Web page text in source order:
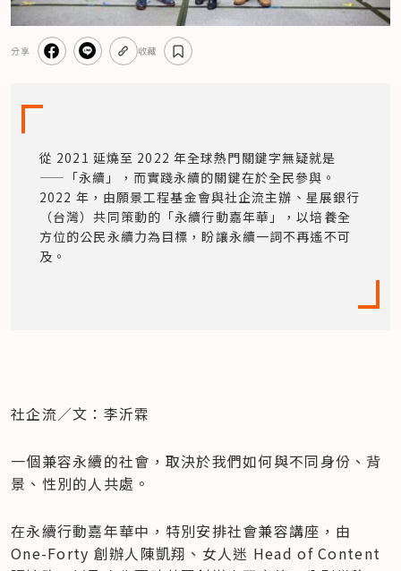
分享 收藏
從 2021 延燒至 2022 年全球熱門關鍵字無疑就是
——「永續」，而實踐永續的關鍵在於全民參與。
2022 年，由願景工程基金會與社企流主辦、星展銀行
（台灣）共同策動的「永續行動嘉年華」，以培養全
方位的公民永續力為目標，盼讓永續一詞不再遙不可
及。
社企流／文：李沂霖
一個兼容永續的社會，取決於我們如何與不同身份、背
景、性別的人共處。
在永續行動嘉年華中，特別安排社會兼容講座，由
One-Forty 創辦人陳凱翔、女人迷 Head of Content